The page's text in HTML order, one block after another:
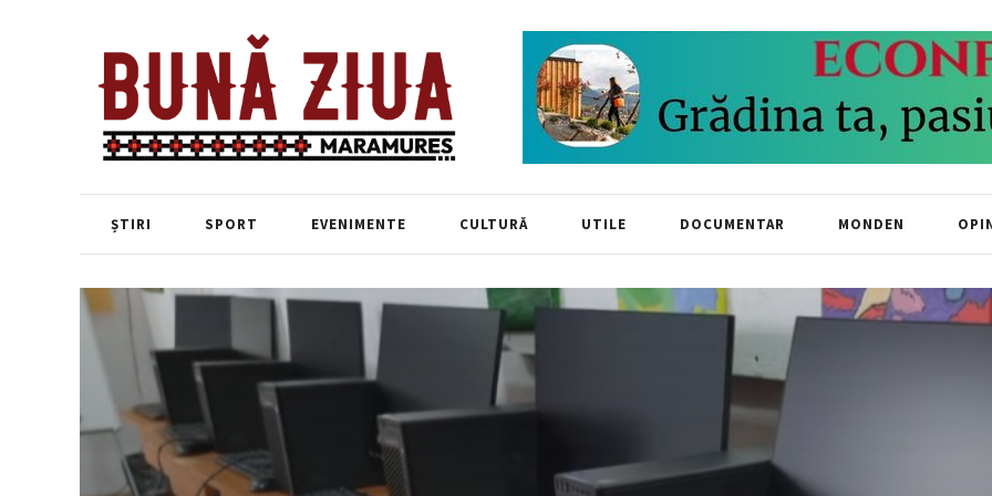
ȘTIRI SPORT EVENIMENTE CULTURĂ UTILE DOCUMENTAR MONDEN